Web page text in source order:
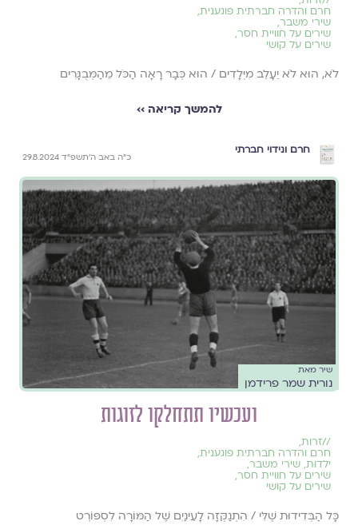
חרם והדרה חברתית פוגענית,
שירי משבר,
שירים על חוויית חסר,
שירים על קושי
לֹא, הוּא לֹא יֵעָלֵב מִיְּלָדִים / הוּא כְּבָר רָאָה הַכֹּל מֵהַמְּבֻגָּרִים
להמשך קריאה ››
חרם ונידוי חברתי
כ״ה באב ה׳תשפ״ד 29.8.2024
שיר מאת
נורית שמר פרידמן
ועכשיו תתחלקו לזוגות
//זרות,
חרם והדרה חברתית פוגענית,
ילדוּת, שירי משבר,
שירים על חוויית חסר,
שירים על קושי
כָּל הַבְּדִידוּת שֶׁלִּי / הִתְנַקְּזָה לָעֵינַיִם שֶׁל הַמּוֹרָה לִסְפּוֹרְט